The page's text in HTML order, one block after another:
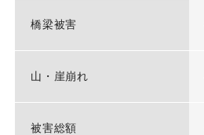
橋梁被害
山・崖崩れ
被害総額